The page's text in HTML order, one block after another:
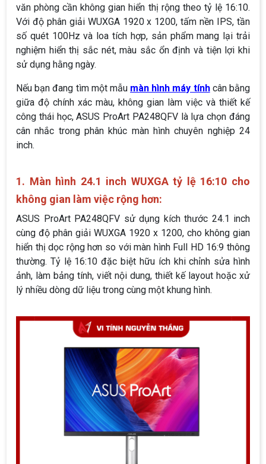
văn phòng cần không gian hiển thị rộng theo tỷ lệ 16:10.
Với độ phân giải WUXGA 1920 x 1200, tấm nền IPS, tần
số quét 100Hz và loa tích hợp, sản phẩm mang lại trải
nghiệm hiển thị sắc nét, màu sắc ổn định và tiện lợi khi
sử dụng hằng ngày.
Nếu bạn đang tìm một mẫu màn hình máy tínhcân bằng
giữa độ chính xác màu, không gian làm việc và thiết kế
công thái học, ASUS ProArt PA248QFV là lựa chọn đáng
cân nhắc trong phân khúc màn hình chuyên nghiệp 24
inch.
1. Màn hình 24.1 inch WUXGA tỷ lệ 16:10 cho
không gian làm việc rộng hơn:
ASUS ProArt PA248QFV sử dụng kích thước 24.1 inch
cùng độ phân giải WUXGA 1920 x 1200, cho không gian
hiển thị dọc rộng hơn so với màn hình Full HD 16:9 thông
thường. Tỷ lệ 16:10 đặc biệt hữu ích khi chỉnh sửa hình
ảnh, làm bảng tính, viết nội dung, thiết kế layout hoặc xử
lý nhiều dòng dữ liệu trong cùng một khung hình.